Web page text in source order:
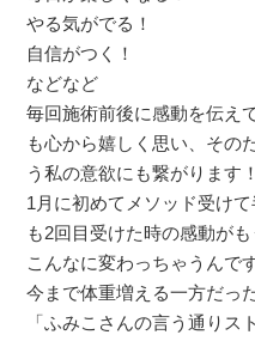
やる気がでる！
自信がつく！
などなど
毎回施術前後に感動を伝え
も心から嬉しく思い、その
う私の意欲にも繋がります！
1月に初めてメソッド受け
も2回目受けた時の感動がも
こんなに変わっちゃうんで
今まで体重増える一方だっ
「ふみこさんの言う通り